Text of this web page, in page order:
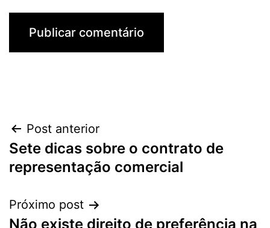
Navegação
de
Post anterior
Sete dicas sobre o contrato de
representação comercial
Próximo post
Não existe direito de preferência na